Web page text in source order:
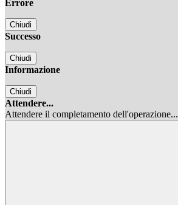
Errore
Chiudi
Successo
Chiudi
Informazione
Chiudi
Attendere...
Attendere il completamento dell'operazione...